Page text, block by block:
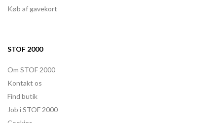
Køb af gavekort
STOF 2000
Om STOF 2000
Kontakt os
Find butik
Job i STOF 2000